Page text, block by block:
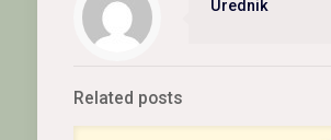
Urednik
Related posts